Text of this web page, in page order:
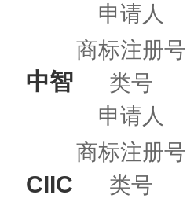
申请人
中智
商标注册号
类号
申请人
CIIC
商标注册号
类号